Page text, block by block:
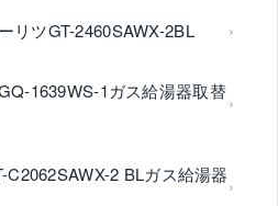
リツGT-2460SAWX-2BL
1639WS-1ガス給湯器取替
2 BLガス給湯器